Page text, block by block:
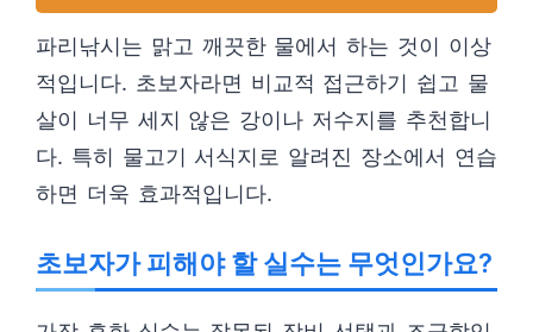
파리낚시는 맑고 깨끗한 물에서 하는 것이 이상
적입니다. 초보자라면 비교적 접근하기 쉽고 물
살이 너무 세지 않은 강이나 저수지를 추천합니
다. 특히 물고기 서식지로 알려진 장소에서 연습
하면 더욱 효과적입니다.
초보자가 피해야 할 실수는 무엇인가요?